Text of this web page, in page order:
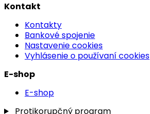
Kontakt
Kontakty
Bankové spojenie
Nastavenie cookies
Vyhlásenie o používaní cookies
E-shop
E-shop
Protikorupčný program